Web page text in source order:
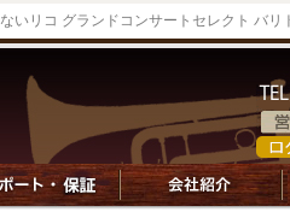
いリコ グランドコンサートセレクト バリ